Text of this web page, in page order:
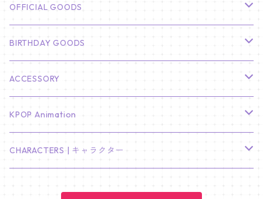
CHA EUN WOO
HYUNBIN
BTS
JIN
J-HOPE
SEVENTEEN
S.COUPS
ジョンハン
Stray Kids
バンチャン
リノ
TXT
ヨンジュン
ENHYPEN
カレンダー
壁掛けカレンダー
ミニ壁掛けカレンダー
フォトカードセット(60枚入り)
韓国語単語カード
プレミアム写真集
ステッカー&粘着メモ紙セット
OFFICIAL GOODS
LIGHT STICK
Light Stick Pouch
BT21
Stray Kids
MANIAC ENCORE
SKZOO
BIRTHDAY GOODS
01/01 WINTER
01/16 SEUNGKWAN
02/01 DOYOUNG
ACCESSORY
PIERCE
EARRING
KPOP Animation
KPop Demon Hunters
CHARACTERS | キャラクター